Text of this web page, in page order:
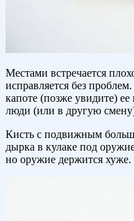
Местами встречается
исправляется без
капоте (позже увидите) ее
люди (или в другую
Кисть с подвижным
дырка в кулаке под
но оружие держится хуже.